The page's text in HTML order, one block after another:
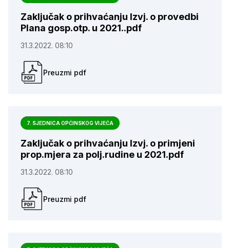
Zaključak o prihvaćanju Izvj. o provedbi
Plana gosp.otp. u 2021..pdf
31.3.2022. 08:10
Preuzmi pdf
7. SJEDNICA OPĆINSKOG VIJEĆA
Zaključak o prihvaćanju Izvj. o primjeni
prop.mjera za polj.rudine u 2021.pdf
31.3.2022. 08:10
Preuzmi pdf